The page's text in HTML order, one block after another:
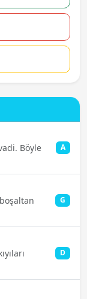
Böyle
A
G
D